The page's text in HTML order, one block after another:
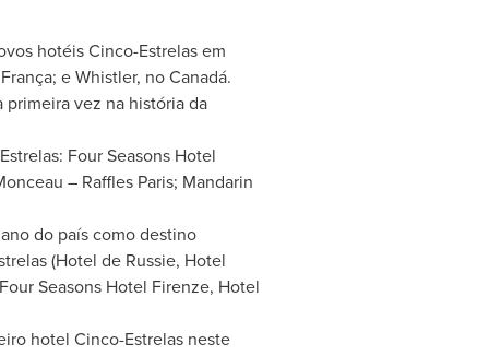
hotéis Cinco-Estrelas em
e Whistler, no Canadá.
vez na história da
Four Seasons Hotel
– Raffles Paris; Mandarin
do país como destino
(Hotel de Russie, Hotel
Seasons Hotel Firenze, Hotel
hotel Cinco-Estrelas neste